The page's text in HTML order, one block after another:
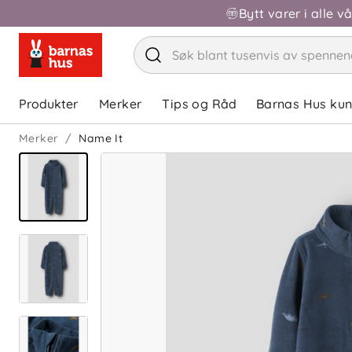
Bytt varer i alle
Produkter Merker Tips og Råd Barnas Hus
Merker Name It